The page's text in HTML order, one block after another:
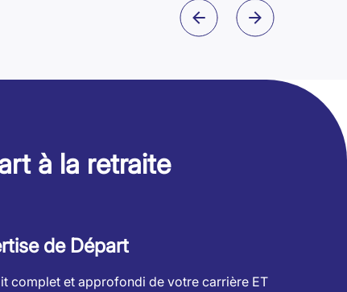
à la retraite
de Départ
complet et approfondi de votre carrière ET